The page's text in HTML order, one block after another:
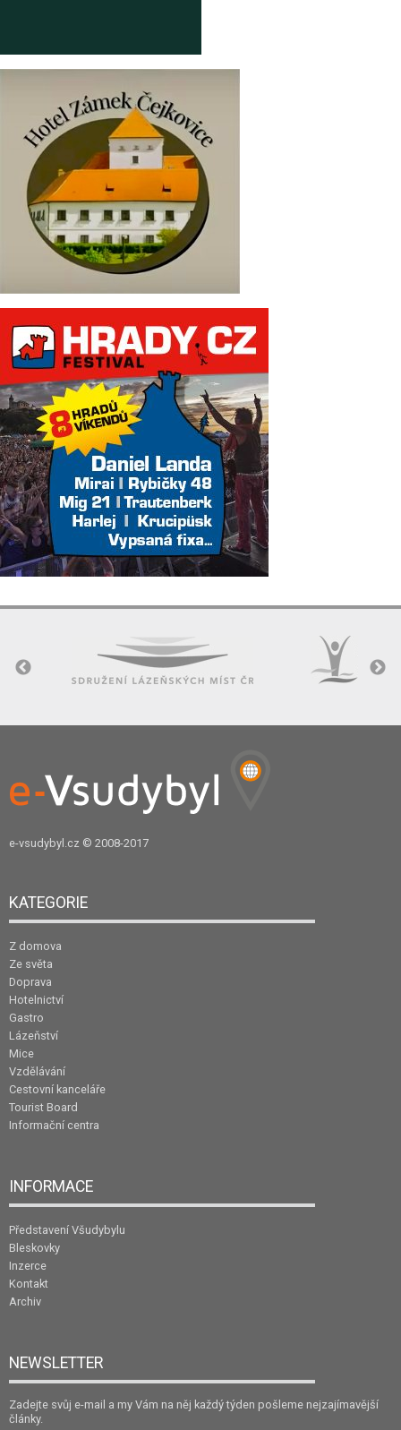
e-vsudybyl.cz © 2008-2017
KATEGORIE
Z domova
Ze světa
Doprava
Hotelnictví
Gastro
Lázeňství
Mice
Vzdělávání
Cestovní kanceláře
Tourist Board
Informační centra
INFORMACE
Představení Všudybylu
Bleskovky
Inzerce
Kontakt
Archiv
NEWSLETTER
Zadejte svůj e-mail a my Vám na něj každý týden pošleme nejzajímavější
články.